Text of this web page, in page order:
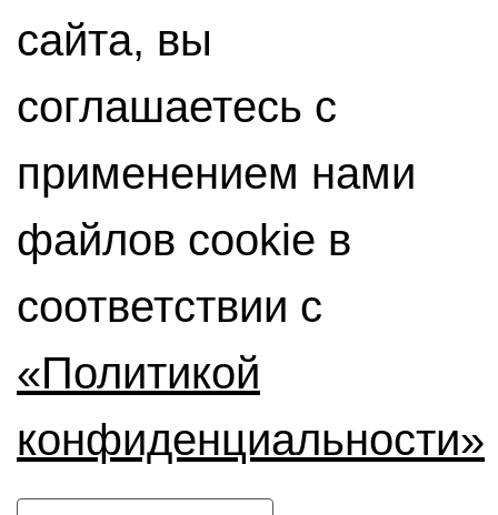
сайта, вы
соглашаетесь с
применением нами
файлов cookie в
соответствии с
«Политикой
конфиденциальности»